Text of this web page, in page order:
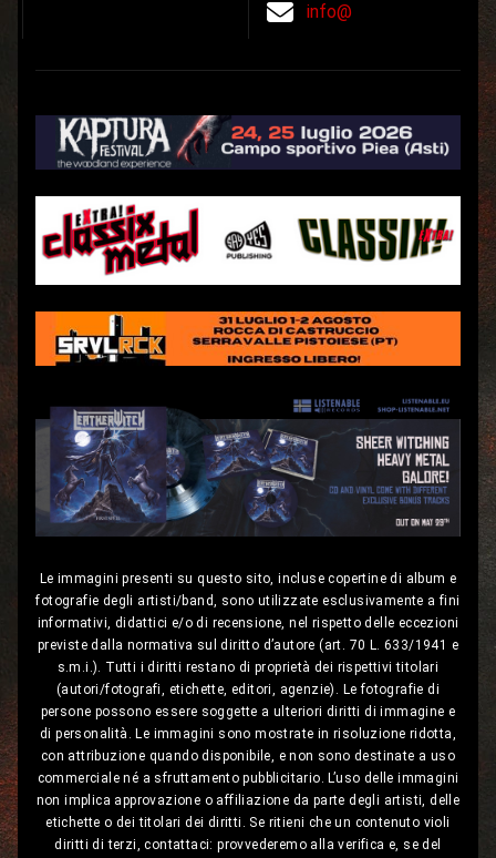
info@
Le immagini presenti su questo sito, incluse copertine di album e
fotografie degli artisti/band, sono utilizzate esclusivamente a fini
informativi, didattici e/o di recensione, nel rispetto delle eccezioni
previste dalla normativa sul diritto d’autore (art. 70 L. 633/1941 e
s.m.i.). Tutti i diritti restano di proprietà dei rispettivi titolari
(autori/fotografi, etichette, editori, agenzie). Le fotografie di
persone possono essere soggette a ulteriori diritti di immagine e
di personalità. Le immagini sono mostrate in risoluzione ridotta,
con attribuzione quando disponibile, e non sono destinate a uso
commerciale né a sfruttamento pubblicitario. L’uso delle immagini
non implica approvazione o affiliazione da parte degli artisti, delle
etichette o dei titolari dei diritti. Se ritieni che un contenuto violi
diritti di terzi, contattaci: provvederemo alla verifica e, se del